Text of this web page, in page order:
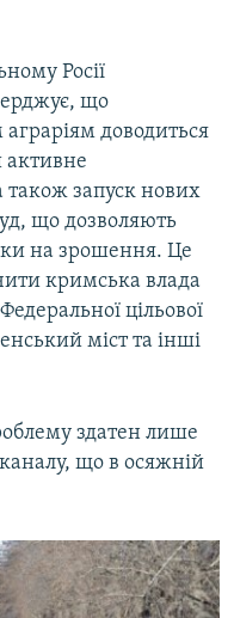
Росії
що
доводиться
активне
також запуск нових
що дозволяють
на зрошення. Це
кримська влада
цільової
міст та інші
здатен лише
що в осяжній